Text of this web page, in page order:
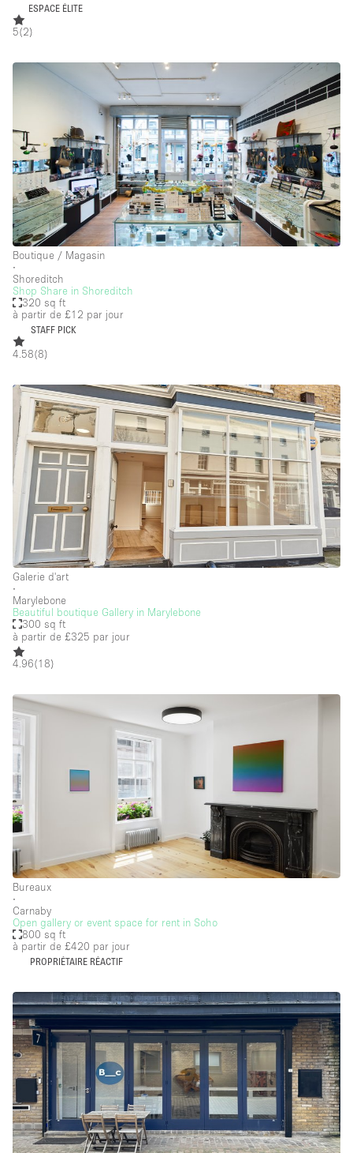
ESPACE ÉLITE
5(2)
Boutique / Magasin
∙
Shoreditch
Shop Share in Shoreditch
320 sq ft
à partir de £12 par jour
STAFF PICK
4.58(8)
Galerie d'art
∙
Marylebone
Beautiful boutique Gallery in Marylebone
300 sq ft
à partir de £325 par jour
4.96(18)
Bureaux
∙
Carnaby
Open gallery or event space for rent in Soho
800 sq ft
à partir de £420 par jour
PROPRIÉTAIRE RÉACTIF